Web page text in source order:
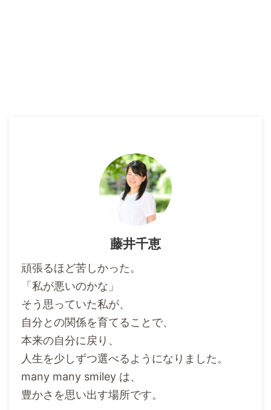
藤井千恵
頑張るほど苦しかった。
「私が悪いのかな」
そう思っていた私が、
自分との関係を育てることで、
本来の自分に戻り、
人生を少しずつ選べるようになりました。
many many smiley は、
豊かさを思い出す場所です。